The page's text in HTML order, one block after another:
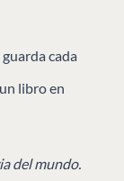
cada
libro en
del mundo.